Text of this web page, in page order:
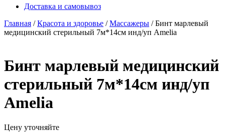
Доставка и самовывоз
Главная /Красота и здоровье /Массажеры / Бинт марлевый
медицинский стерильный 7м*14см инд/уп Amelia
Бинт марлевый медицинский
стерильный 7м*14см инд/уп
Amelia
Цену уточняйте